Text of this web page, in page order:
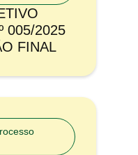
005/2025
FINAL